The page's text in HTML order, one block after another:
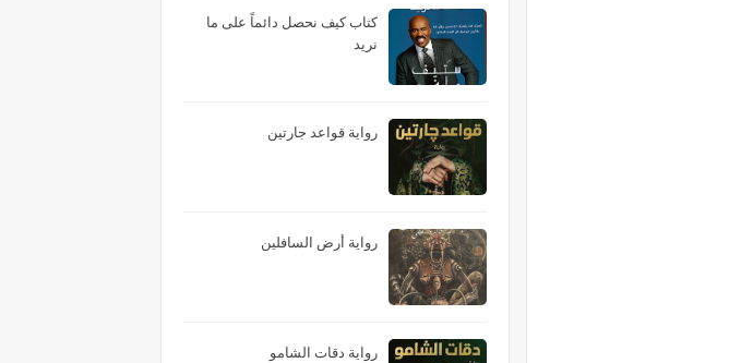
كتاب كيف نحصل دائماً على ما
نريد
رواية قواعد جارتين
رواية أرض السافلين
رواية دقات الشامو